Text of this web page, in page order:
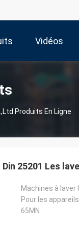
Vidéos
Produits En Ligne
25201 Les
Machines à laver
Pour les
65MN